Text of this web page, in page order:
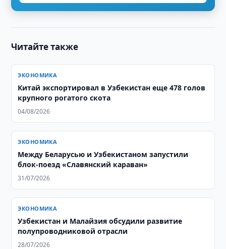
Читайте также
ЭКОНОМИКА
Китай экспортировал в Узбекистан еще 478 голов
крупного рогатого скота
04/08/2026
ЭКОНОМИКА
Между Беларусью и Узбекистаном запустили
блок-поезд «Славянский караван»
31/07/2026
ЭКОНОМИКА
Узбекистан и Малайзия обсудили развитие
полупроводниковой отрасли
28/07/2026